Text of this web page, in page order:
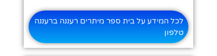
לכל המידע על בית ספר מיתרים רעננה ברעננה
טלפון